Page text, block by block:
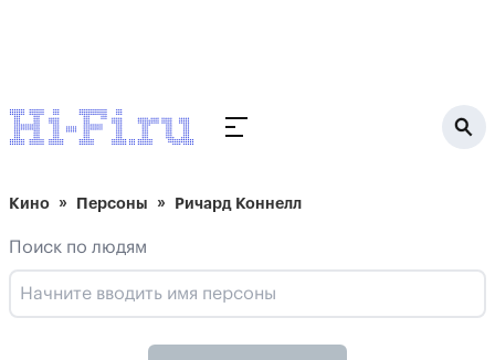
Кино Персоны Ричард Коннелл
Поиск по людям